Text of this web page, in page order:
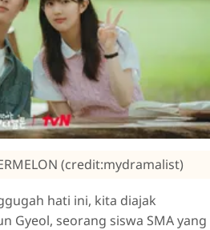
(credit:mydramalist)
hati ini, kita diajak
Gyeol, seorang siswa SMA yang